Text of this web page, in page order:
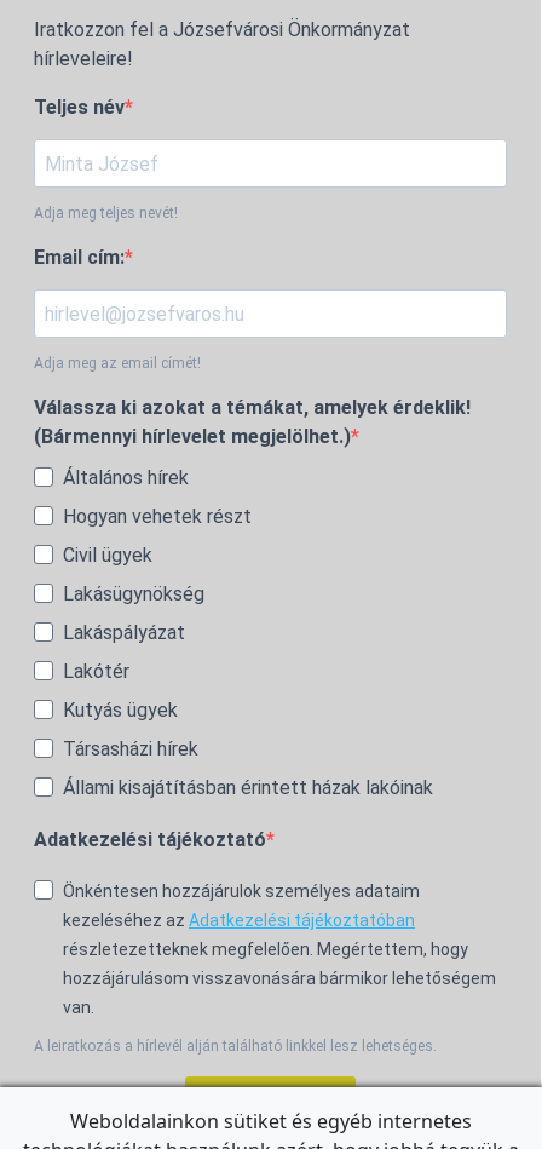
Iratkozzon fel a Józsefvárosi Önkormányzat
hírleveleire!
Teljes név
Adja meg teljes nevét!
Email cím:
Adja meg az email címét!
Válassza ki azokat a témákat, amelyek érdeklik!
(Bármennyi hírlevelet megjelölhet.)
Általános hírek
Hogyan vehetek részt
Civil ügyek
Lakásügynökség
Lakáspályázat
Lakótér
Kutyás ügyek
Társasházi hírek
Állami kisajátításban érintett házak lakóinak
Adatkezelési tájékoztató
Önkéntesen hozzájárulok személyes adataim
kezeléséhez az Adatkezelési tájékoztatóban
részletezetteknek megfelelően. Megértettem, hogy
hozzájárulásom visszavonására bármikor lehetőségem
van.
A leiratkozás a hírlevél alján található linkkel lesz lehetséges.
Weboldalainkon sütiket és egyéb internetes